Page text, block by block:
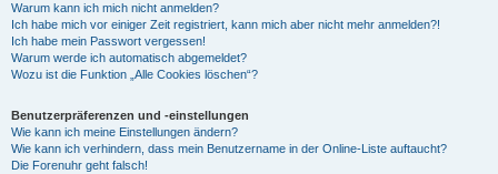
Warum kann ich mich nicht anmelden?
Ich habe mich vor einiger Zeit registriert, kann mich aber nicht mehr anmelden?!
Ich habe mein Passwort vergessen!
Warum werde ich automatisch abgemeldet?
Wozu ist die Funktion „Alle Cookies löschen“?
Benutzerpräferenzen und -einstellungen
Wie kann ich meine Einstellungen ändern?
Wie kann ich verhindern, dass mein Benutzername in der Online-Liste auftaucht?
Die Forenuhr geht falsch!